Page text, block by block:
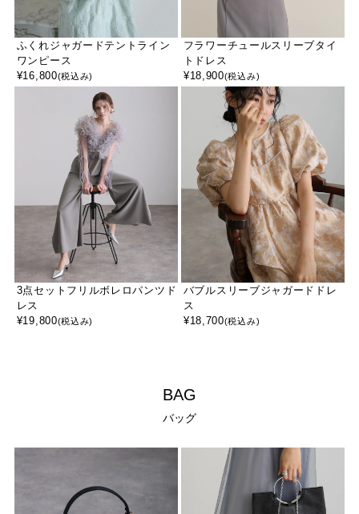
ふくれジャガードテントライン
ワンピース
¥16,800(税込み)
フラワーチュールスリーブタイ
トドレス
¥18,900(税込み)
3点セットフリルボレロパンツド
レス
¥19,800(税込み)
バブルスリーブジャガードドレ
ス
¥18,700(税込み)
BAG
バッグ